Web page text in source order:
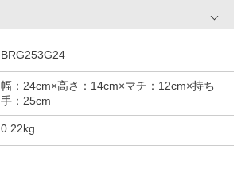
BRG253G24
幅：24cm×高さ：14cm×マチ：12cm×持ち
手：25cm
0.22kg